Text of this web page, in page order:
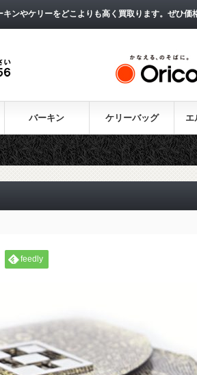
ンやケリーをどこよりも高く買取ります。ぜひ価
バーキン ケリーバッグ エ
feedly